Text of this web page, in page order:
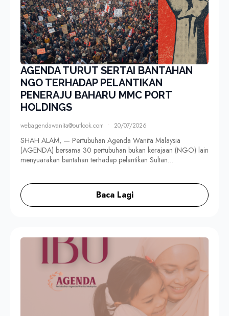
AGENDA TURUT SERTAI BANTAHAN
NGO TERHADAP PELANTIKAN
PENERAJU BAHARU MMC PORT
HOLDINGS
webagendawanita@outlook.com 20/07/2026
SHAH ALAM, — Pertubuhan Agenda Wanita Malaysia
(AGENDA) bersama 30 pertubuhan bukan kerajaan (NGO) lain
menyuarakan bantahan terhadap pelantikan Sultan…
Baca Lagi